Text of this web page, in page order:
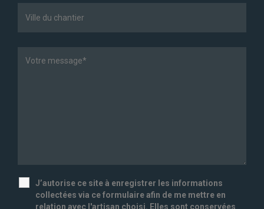
J’autorise ce site à enregistrer les informations
collectées via ce formulaire afin de me mettre en
relation avec l'artisan choisi. Elles sont conservées